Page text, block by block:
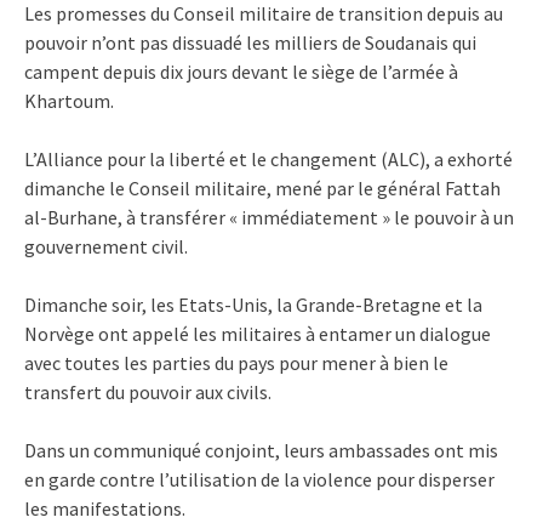
Les promesses du Conseil militaire de transition depuis au
pouvoir n’ont pas dissuadé les milliers de Soudanais qui
campent depuis dix jours devant le siège de l’armée à
Khartoum.
L’Alliance pour la liberté et le changement (ALC), a exhorté
dimanche le Conseil militaire, mené par le général Fattah
al-Burhane, à transférer « immédiatement » le pouvoir à un
gouvernement civil.
Dimanche soir, les Etats-Unis, la Grande-Bretagne et la
Norvège ont appelé les militaires à entamer un dialogue
avec toutes les parties du pays pour mener à bien le
transfert du pouvoir aux civils.
Dans un communiqué conjoint, leurs ambassades ont mis
en garde contre l’utilisation de la violence pour disperser
les manifestations.